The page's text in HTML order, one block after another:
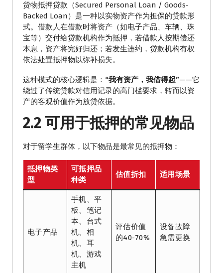
货物抵押贷款（Secured Personal Loan / Goods-
Backed Loan）是一种以实物资产作为担保的贷款形
式。借款人在借款时将资产（如电子产品、车辆、珠
宝等）交付给贷款机构作为抵押，若借款人按期偿还
本息，资产将完好归还；若发生违约，贷款机构有权
依法处置抵押物以弥补损失。
这种模式的核心逻辑是： “我有资产，我借得起”——它
绕过了传统贷款对信用记录的高门槛要求，转而以资
产的客观价值作为放贷依据。
2.2 可用于抵押的常见物品
对于留学生群体，以下物品是最常见的抵押物：
抵押物类
型
可抵押品
种类
估值折扣 适用场景
电子产品
手机、平
板、笔记
本、台式
机、相
机、耳
机、游戏
主机
评估价值
的40-70%
设备故障
急需更换